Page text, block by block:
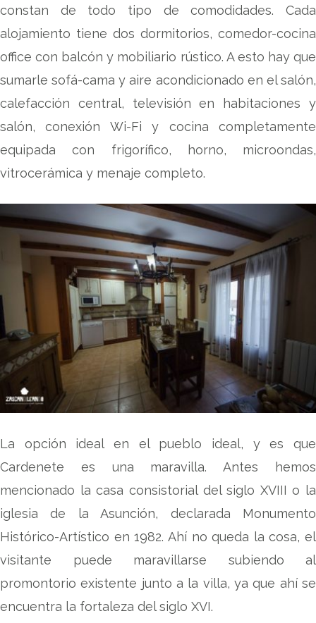
constan de todo tipo de comodidades. Cada
alojamiento tiene dos dormitorios, comedor-cocina
office con balcón y mobiliario rústico. A esto hay que
sumarle sofá-cama y aire acondicionado en el salón,
calefacción central, televisión en habitaciones y
salón, conexión Wi-Fi y cocina completamente
equipada con frigorífico, horno, microondas,
vitrocerámica y menaje completo.
La opción ideal en el pueblo ideal, y es que
Cardenete es una maravilla. Antes hemos
mencionado la casa consistorial del siglo XVIII o la
iglesia de la Asunción, declarada Monumento
Histórico-Artístico en 1982. Ahí no queda la cosa, el
visitante puede maravillarse subiendo al
promontorio existente junto a la villa, ya que ahí se
encuentra la fortaleza del siglo XVI.